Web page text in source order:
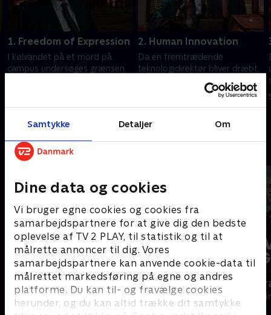
Samtykke Detaljer Om
Dine data og cookies
Vi bruger egne cookies og cookies fra
samarbejdspartnere for at give dig den bedste
oplevelse af TV 2 PLAY, til statistik og til at
målrette annoncer til dig. Vores
samarbejdspartnere kan anvende cookie-data til
målrettet markedsføring på egne og andres
platforme. Du kan til- og fravælge cookies
herunder, og du kan altid trække dit samtykke
1. Freedom of Expression
I kølvandet på et mord på
campus undersøges grænsen
5. juli 2024 • 40 min
2. Human Innovation
Da en fremtrædende
teknologidirektør bliver dræbt,
spor for at afsløre et
5. juli 2024 • 40 min
Andre så også
Mord på Mallorca
Krimi & Spænding • 2 sæsoner
Livsfarlig
Krimi &